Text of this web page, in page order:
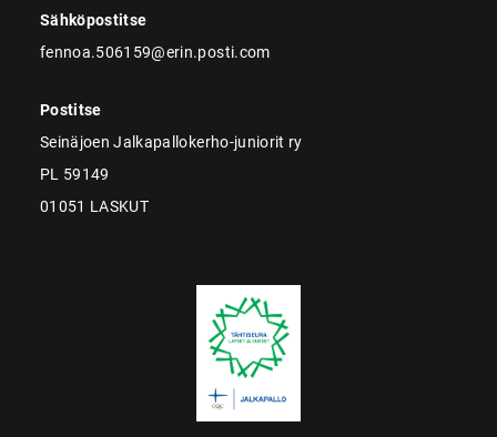
Sähköpostitse
fennoa.506159@erin.posti.com
Postitse
Seinäjoen Jalkapallokerho-juniorit ry
PL 59149
01051 LASKUT